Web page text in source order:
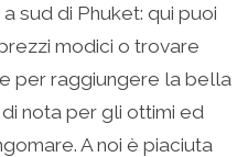
sud di Phuket: qui puoi
modici o trovare
per raggiungere la bella
nota per gli ottimi ed
A noi è piaciuta